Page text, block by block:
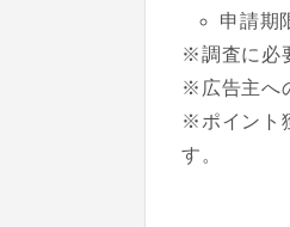
申請期
※調査に必
※広告主へ
※ポイント
す。